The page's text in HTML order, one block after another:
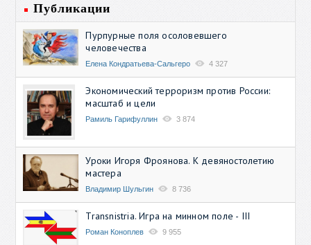
Публикации
Пурпурные поля осоловевшего
человечества
Елена Кондратьева-Сальгеро 4 327
Экономический терроризм против России:
масштаб и цели
Рамиль Гарифуллин 3 874
Уроки Игоря Фроянова. К девяностолетию
мастера
Владимир Шульгин 8 736
Transnistria. Игра на минном поле - III
Роман Коноплев 9 955